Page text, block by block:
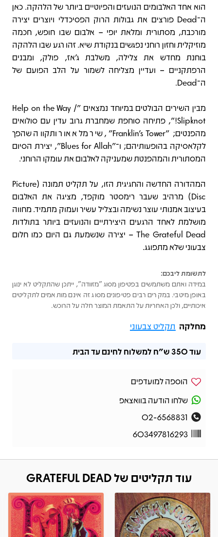
הוא אחד האלבומים הנועזים והפיוטיים ביותר של הלהקה. כאן
ה־Dead פורצים את גבולות הרוק הפסיכדלי ויוצרים יצירה
מורכבת, מסתורית ומלאת יופי – אלבום שבו חופש, חכמה
מוזיקלית וחזון רוחני נפגשים בנקודת שיא. זהו רגע שבו הלהקה
בוחנת מחדש את צלילה, משלבת ג’אז, פולק, ומבנים
הרפתקניים – ועדיין מצליחה לשמור על הלב הפועם של
ה־Dead.
מבין השירים הבולטים במיוחד נמצאים "Help on the Way /
Slipknot!", פתיחה סוחפת שמחברת גרוב עדין עם סולואים
מהפנטים; "Franklin’s Tower", שיר מלא אור ותקווה שהפך
לקלאסיקה בהופעותיהם; ו־"Blues for Allah", יצירת הסיום
המסתורית והמהפנטת שמעניקה לאלבום את עומקו הרוחני.
המהדורה החדשה והחגיגית הזו, על תקליט תמונה (Picture
Disc) מרהיב שעבר רימסטר מוקפד, מציגה את האלבום
בעיצוב אמנותי עוצר נשימה ובצליל עשיר ועמוק מתמיד. מחווה
מושלמת לאחד הרגעים היצירתיים והנועזים ביותר בתולדות
The Grateful Dead – יצירה שנשמעת גם היום כמו חלום
צבעוני שלא מתפוגג.
לתשומת ליבכם:
במידה ואתם משתמשים בפטיפון מסוג "מזוודה", ייתכן שהתקליט לא ינוגן
באופן מיטבי. במקרים רבים פטיפונים מסוג זה אינם מותאמים לתקליטים
איכותיים, ולכן האחריות על התאמת המוצר חלה על הרוכש.
מחלקה תקליט צבעוני
עוד350 ש"ח למשלוח לחינם עד הבית
הוספה למועדפים
שלחו הודעה בוואצאפ
02-6568831
603497816293
עוד תקליטים של GRATEFUL DEAD